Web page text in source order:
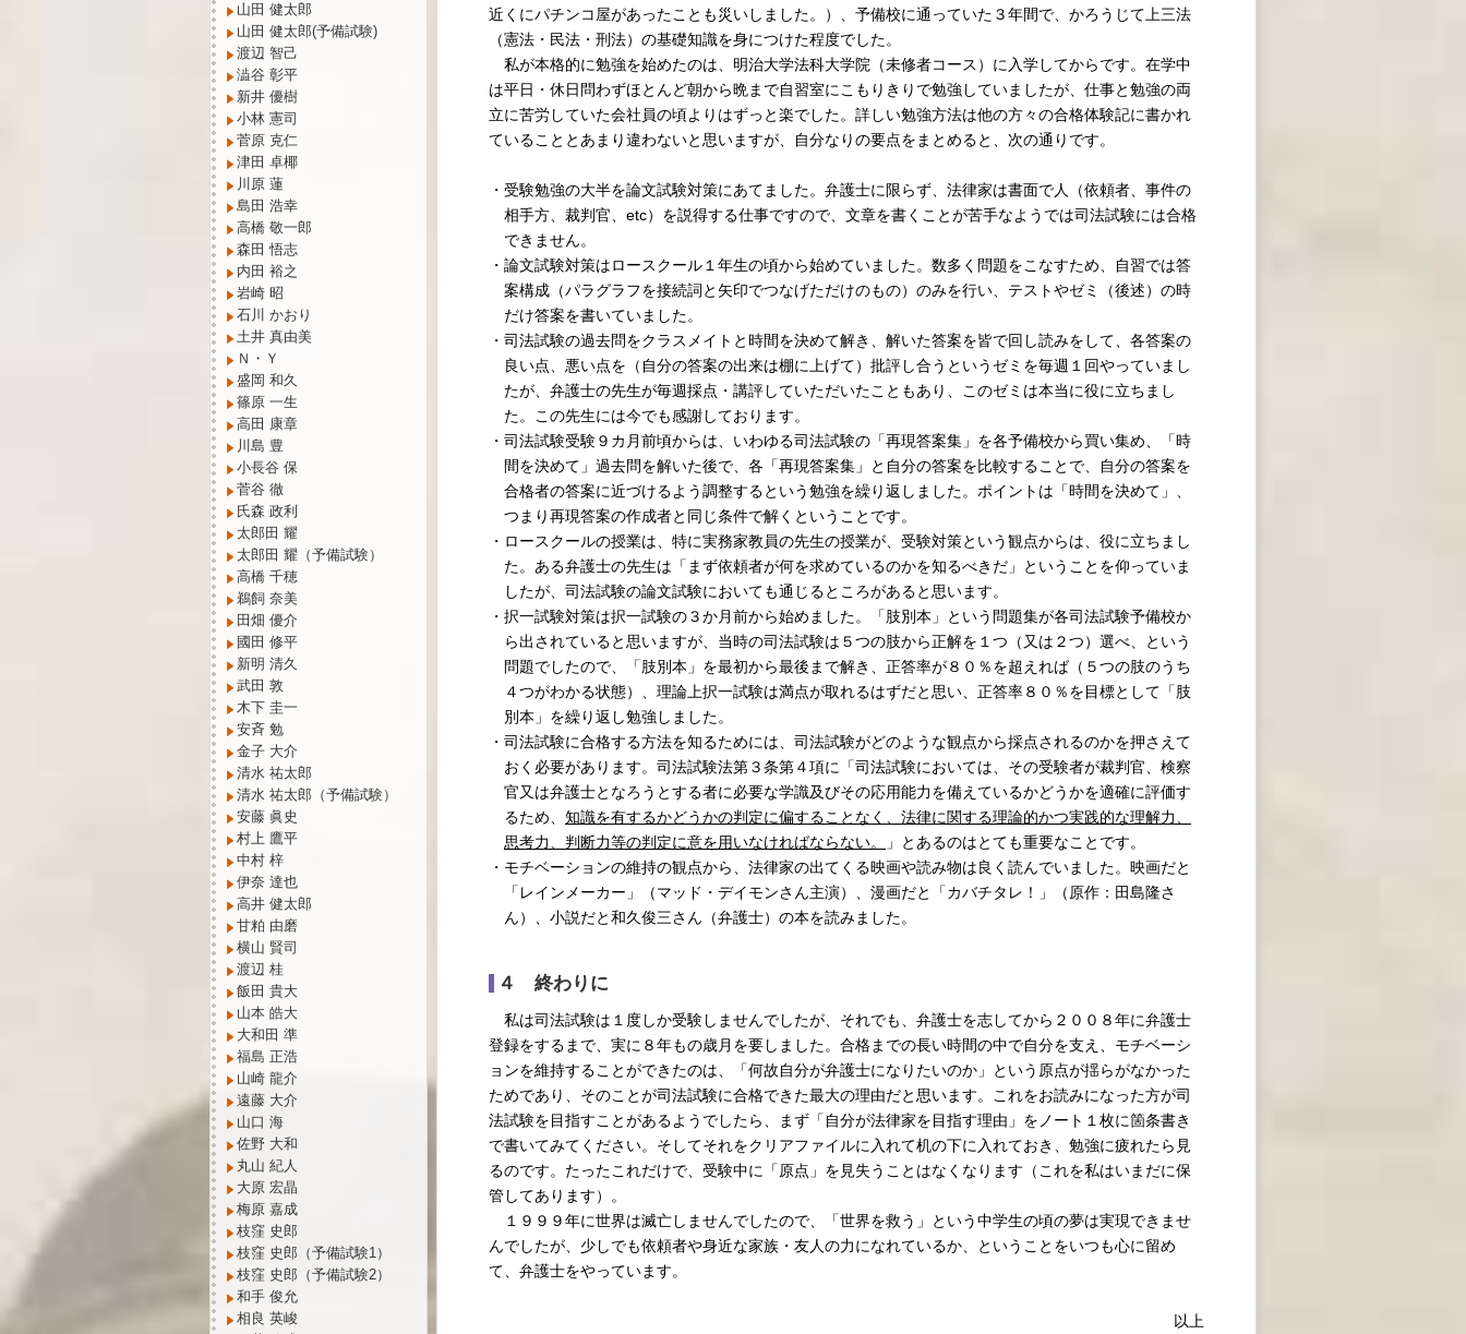
近くにパチンコ屋があったことも災いしました。）、予備校に通っていた３年間で、かろうじて上三法
（憲法・民法・刑法）の基礎知識を身につけた程度でした。
私が本格的に勉強を始めたのは、明治大学法科大学院（未修者コース）に入学してからです。在学中
は平日・休日問わずほとんど朝から晩まで自習室にこもりきりで勉強していましたが、仕事と勉強の両
立に苦労していた会社員の頃よりはずっと楽でした。詳しい勉強方法は他の方々の合格体験記に書かれ
ていることとあまり違わないと思いますが、自分なりの要点をまとめると、次の通りです。
・受験勉強の大半を論文試験対策にあてました。弁護士に限らず、法律家は書面で人（依頼者、事件の
相手方、裁判官、etc）を説得する仕事ですので、文章を書くことが苦手なようでは司法試験には合格
できません。
・論文試験対策はロースクール１年生の頃から始めていました。数多く問題をこなすため、自習では答
案構成（パラグラフを接続詞と矢印でつなげただけのもの）のみを行い、テストやゼミ（後述）の時
だけ答案を書いていました。
・司法試験の過去問をクラスメイトと時間を決めて解き、解いた答案を皆で回し読みをして、各答案の
良い点、悪い点を（自分の答案の出来は棚に上げて）批評し合うというゼミを毎週１回やっていまし
たが、弁護士の先生が毎週採点・講評していただいたこともあり、このゼミは本当に役に立ちまし
た。この先生には今でも感謝しております。
・司法試験受験９カ月前頃からは、いわゆる司法試験の「再現答案集」を各予備校から買い集め、「時
間を決めて」過去問を解いた後で、各「再現答案集」と自分の答案を比較することで、自分の答案を
合格者の答案に近づけるよう調整するという勉強を繰り返しました。ポイントは「時間を決めて」、
つまり再現答案の作成者と同じ条件で解くということです。
・ロースクールの授業は、特に実務家教員の先生の授業が、受験対策という観点からは、役に立ちまし
た。ある弁護士の先生は「まず依頼者が何を求めているのかを知るべきだ」ということを仰っていま
したが、司法試験の論文試験においても通じるところがあると思います。
・択一試験対策は択一試験の３か月前から始めました。「肢別本」という問題集が各司法試験予備校か
ら出されていると思いますが、当時の司法試験は５つの肢から正解を１つ（又は２つ）選べ、という
問題でしたので、「肢別本」を最初から最後まで解き、正答率が８０％を超えれば（５つの肢のうち
４つがわかる状態）、理論上択一試験は満点が取れるはずだと思い、正答率８０％を目標として「肢
別本」を繰り返し勉強しました。
・司法試験に合格する方法を知るためには、司法試験がどのような観点から採点されるのかを押さえて
おく必要があります。司法試験法第３条第４項に「司法試験においては、その受験者が裁判官、検察
官又は弁護士となろうとする者に必要な学識及びその応用能力を備えているかどうかを適確に評価す
るため、 知識を有するかどうかの判定に偏することなく、法律に関する理論的かつ実践的な理解力、
思考力、判断力等の判定に意を用いなければならない。
」とあるのはとても重要なことです。
・モチベーションの維持の観点から、法律家の出てくる映画や読み物は良く読んでいました。映画だと
「レインメーカー」（マッド・デイモンさん主演）、漫画だと「カバチタレ！」（原作：田島隆さ
ん）、小説だと和久俊三さん（弁護士）の本を読みました。
４ 終わりに
私は司法試験は１度しか受験しませんでしたが、それでも、弁護士を志してから２００８年に弁護士
登録をするまで、実に８年もの歳月を要しました。合格までの長い時間の中で自分を支え、モチベーシ
ョンを維持することができたのは、「何故自分が弁護士になりたいのか」という原点が揺らがなかった
ためであり、そのことが司法試験に合格できた最大の理由だと思います。これをお読みになった方が司
法試験を目指すことがあるようでしたら、まず「自分が法律家を目指す理由」をノート１枚に箇条書き
で書いてみてください。そしてそれをクリアファイルに入れて机の下に入れておき、勉強に疲れたら見
るのです。たったこれだけで、受験中に「原点」を見失うことはなくなります（これを私はいまだに保
管してあります）。
１９９９年に世界は滅亡しませんでしたので、「世界を救う」という中学生の頃の夢は実現できませ
んでしたが、少しでも依頼者や身近な家族・友人の力になれているか、ということをいつも心に留め
て、弁護士をやっています。
以上
山田 健太郎
山田 健太郎(予備試験)
渡辺 智己
澁谷 彰平
新井 優樹
小林 憲司
菅原 克仁
津田 卓椰
川原 蓮
島田 浩幸
高橋 敬一郎
森田 悟志
内田 裕之
岩崎 昭
石川 かおり
土井 真由美
Ｎ・Ｙ
盛岡 和久
篠原 一生
高田 康章
川島 豊
小長谷 保
菅谷 徹
氏森 政利
太郎田 耀
太郎田 耀（予備試験）
高橋 千穂
鵜飼 奈美
田畑 優介
國田 修平
新明 清久
武田 敦
木下 圭一
安斉 勉
金子 大介
清水 祐太郎
清水 祐太郎（予備試験）
安藤 眞史
村上 鷹平
中村 梓
伊奈 達也
高井 健太郎
甘粕 由磨
横山 賢司
渡辺 桂
飯田 貴大
山本 皓大
大和田 準
福島 正浩
山崎 龍介
遠藤 大介
山口 海
佐野 大和
丸山 紀人
大原 宏晶
梅原 嘉成
枝窪 史郎
枝窪 史郎（予備試験1）
枝窪 史郎（予備試験2）
和手 俊允
相良 英峻